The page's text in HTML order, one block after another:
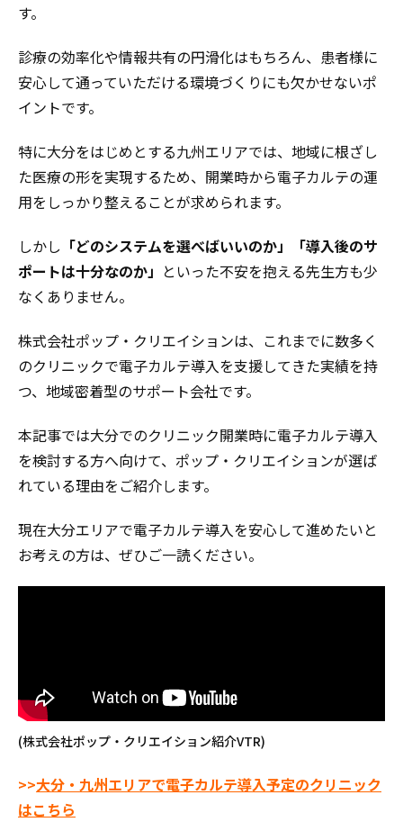
す。
診療の効率化や情報共有の円滑化はもちろん、患者様に
安心して通っていただける環境づくりにも欠かせないポ
イントです。
特に大分をはじめとする九州エリアでは、地域に根ざし
た医療の形を実現するため、開業時から電子カルテの運
用をしっかり整えることが求められます。
しかし 「どのシステムを選べばいいのか」「導入後のサ
ポートは十分なのか」 といった不安を抱える先生方も少
なくありません。
株式会社ポップ・クリエイションは、これまでに数多く
のクリニックで電子カルテ導入を支援してきた実績を持
つ、地域密着型のサポート会社です。
本記事では大分でのクリニック開業時に電子カルテ導入
を検討する方へ向けて、ポップ・クリエイションが選ば
れている理由をご紹介します。
現在大分エリアで電子カルテ導入を安心して進めたいと
お考えの方は、ぜひご一読ください。
(株式会社ポップ・クリエイション紹介VTR)
>>大分・九州エリアで電子カルテ導入予定のクリニック
はこちら